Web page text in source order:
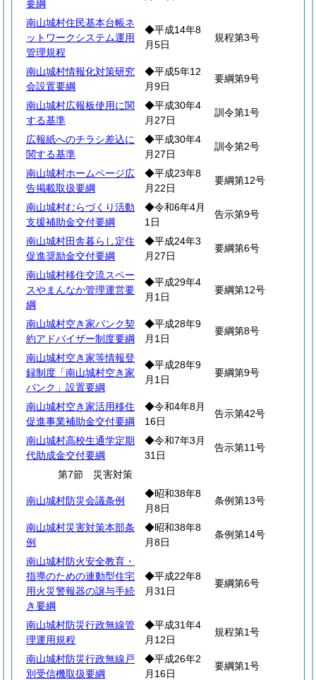
要綱
南山城村住民基本台帳ネ
ットワークシステム運用
管理規程
◆平成14年8
月5日
規程第3号
南山城村情報化対策研究
会設置要綱
◆平成5年12
月9日
要綱第9号
南山城村広報板使用に関
する基準
◆平成30年4
月27日
訓令第1号
広報紙へのチラシ差込に
関する基準
◆平成30年4
月27日
訓令第2号
南山城村ホームページ広
告掲載取扱要綱
◆平成23年8
月22日
要綱第12号
南山城村むらづくり活動
支援補助金交付要綱
◆令和6年4月
1日
告示第9号
南山城村田舎暮らし定住
促進奨励金交付要綱
◆平成24年3
月27日
要綱第6号
南山城村移住交流スペー
スやまんなか管理運営要
綱
◆平成29年4
月1日
要綱第12号
南山城村空き家バンク契
約アドバイザー制度要綱
◆平成28年9
月1日
要綱第8号
南山城村空き家等情報登
録制度「南山城村空き家
バンク」設置要綱
◆平成28年9
月1日
要綱第9号
南山城村空き家活用移住
促進事業補助金交付要綱
◆令和4年8月
16日
告示第42号
南山城村高校生通学定期
代助成金交付要綱
◆令和7年3月
31日
告示第11号
第7節 災害対策
南山城村防災会議条例
◆昭和38年8
月8日
条例第13号
南山城村災害対策本部条
例
◆昭和38年8
月8日
条例第14号
南山城村防火安全教育・
指導のための連動型住宅
用火災警報器の譲与手続
き要綱
◆平成22年8
月31日
要綱第6号
南山城村防災行政無線管
理運用規程
◆平成31年4
月12日
規程第1号
南山城村防災行政無線戸
別受信機取扱要綱
◆平成26年2
月16日
要綱第1号